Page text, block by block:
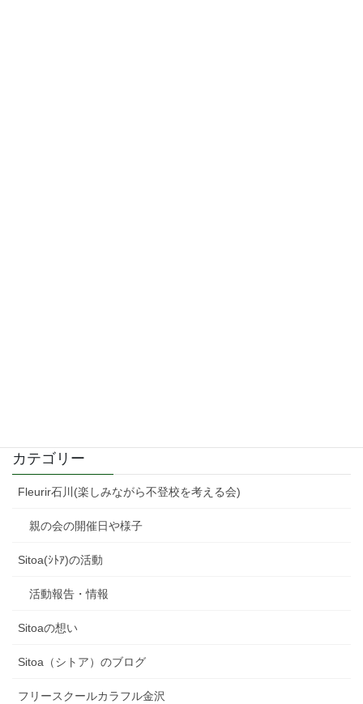
カテゴリー
Fleurir石川(楽しみながら不登校を考える会)
親の会の開催日や様子
Sitoa(ｼﾄｱ)の活動
活動報告・情報
Sitoaの想い
Sitoa（シトア）のブログ
フリースクールカラフル金沢